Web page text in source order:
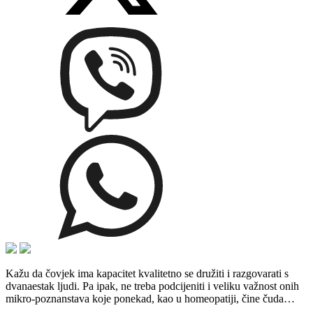
Kažu da čovjek ima kapacitet kvalitetno se družiti i razgovarati s
dvanaestak ljudi. Pa ipak, ne treba podcijeniti i veliku važnost onih
mikro-poznanstava koje ponekad, kao u homeopatiji, čine čuda…